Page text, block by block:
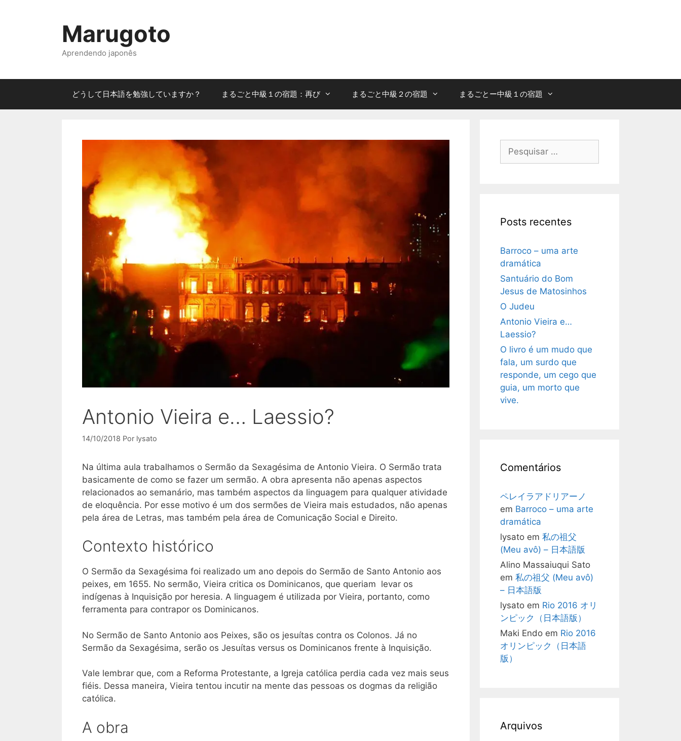
Marugoto
Aprendendo japonês
どうして日本語を勉強していますか？ まるごと中級１の宿題：再び まるごと中級２の宿題 まるごとー中級１の宿題
Antonio Vieira e… Laessio?
14/10/2018 Por lysato
Na última aula trabalhamos o Sermão da Sexagésima de Antonio Vieira. O Sermão trata
basicamente de como se fazer um sermão. A obra apresenta não apenas aspectos
relacionados ao semanário, mas também aspectos da linguagem para qualquer atividade
de eloquência. Por esse motivo é um dos sermões de Vieira mais estudados, não apenas
pela área de Letras, mas também pela área de Comunicação Social e Direito.
Contexto histórico
O Sermão da Sexagésima foi realizado um ano depois do Sermão de Santo Antonio aos
peixes, em 1655. No sermão, Vieira critica os Dominicanos, que queriam levar os
indígenas à Inquisição por heresia. A linguagem é utilizada por Vieira, portanto, como
ferramenta para contrapor os Dominicanos.
No Sermão de Santo Antonio aos Peixes, são os jesuítas contra os Colonos. Já no
Sermão da Sexagésima, serão os Jesuítas versus os Dominicanos frente à Inquisição.
Vale lembrar que, com a Reforma Protestante, a Igreja católica perdia cada vez mais seus
fiéis. Dessa maneira, Vieira tentou incutir na mente das pessoas os dogmas da religião
católica.
A obra
Pesquisar
Posts recentes
Barroco – uma arte
dramática
Santuário do Bom
Jesus de Matosinhos
O Judeu
Antonio Vieira e…
Laessio?
O livro é um mudo que
fala, um surdo que
responde, um cego que
guia, um morto que
vive.
Comentários
ペレイラアドリアーノ
em Barroco – uma arte
dramática
lysato em 私の祖父
(Meu avô) – 日本語版
Alino Massaiuqui Sato
em 私の祖父 (Meu avô)
– 日本語版
lysato em Rio 2016 オリ
ンピック（日本語版）
Maki Endo em Rio 2016
オリンピック（日本語
版）
Arquivos